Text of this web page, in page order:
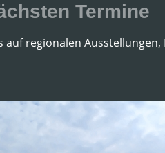
Termine
auf regionalen